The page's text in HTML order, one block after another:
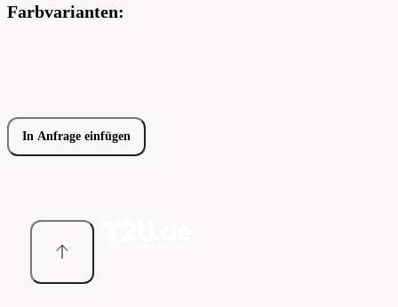
Farbvarianten:
In Anfrage einfügen